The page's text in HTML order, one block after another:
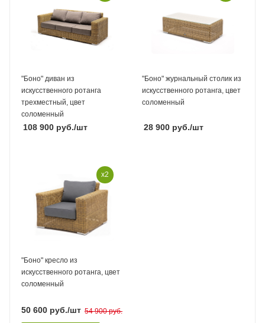
"Боно" диван из
искусственного ротанга
трехместный, цвет
соломенный
108 900руб./шт
"Боно" журнальный столик из
искусственного ротанга, цвет
соломенный
28 900 руб./шт
x2
"Боно" кресло из
искусственного ротанга, цвет
соломенный
50 600руб./шт 54 900руб.